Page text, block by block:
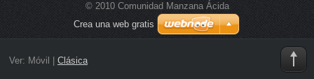
© 2010 Comunidad Manzana Ácida
Crea una web gratis
Ver: Móvil Clásica